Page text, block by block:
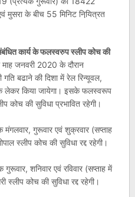
के बीच 55 मिनिट नियि़त्रत
कार्य के फलस्वरुप स्लीप कोच की
माह जनवरी 2020 के दौरान
बढाने की दिशा में रेल रिन्यूवल,
लेकर किया जायेगा। इसके फलस्वरूप
कोच की सुविधा प्रभावित रहेगी।
गुरूवार एवं शुक्रवार (सप्ताह
स्लीप कोच की सुविधा रद्द रहेगी।
शनिवार एवं रविवार (सप्ताह में
स्लीप कोच की सुविधा रद्द रहेगी।